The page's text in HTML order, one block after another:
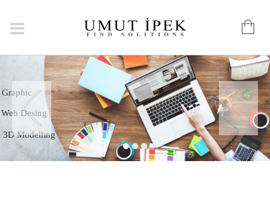
3D Modelling
Graphic
Web Desing